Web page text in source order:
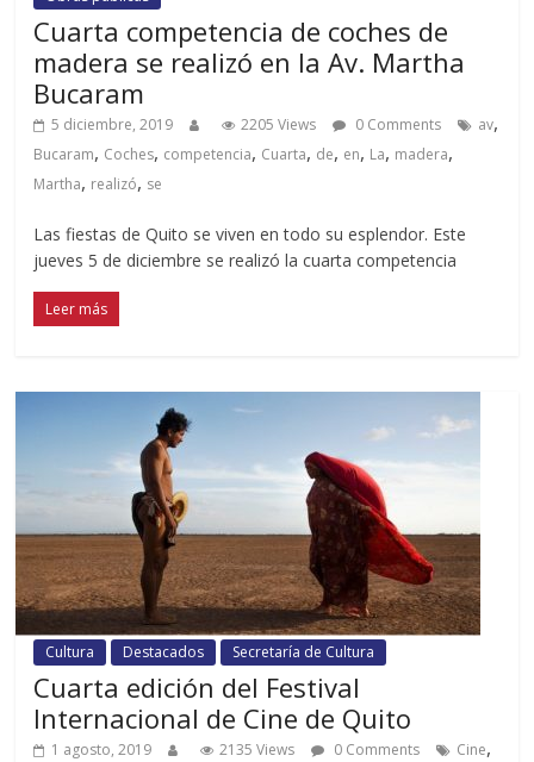
Cuarta competencia de coches de
madera se realizó en la Av. Martha
Bucaram
5 diciembre, 2019 2205 Views 0 Comments av,
Bucaram, Coches, competencia, Cuarta, de, en, La, madera,
Martha, realizó, se
Las fiestas de Quito se viven en todo su esplendor. Este
jueves 5 de diciembre se realizó la cuarta competencia
Leer más
Cultura Destacados Secretaría de Cultura
Cuarta edición del Festival
Internacional de Cine de Quito
1 agosto, 2019 2135 Views 0 Comments Cine,